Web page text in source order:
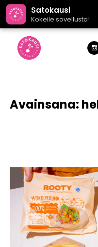
Satokausi
Kokeile sovellusta!
Avainsana: